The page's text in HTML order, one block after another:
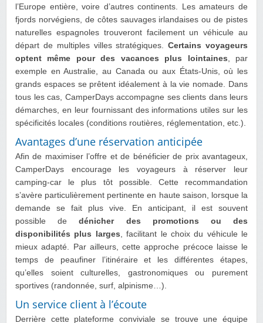
l’Europe entière, voire d’autres continents. Les amateurs de
fjords norvégiens, de côtes sauvages irlandaises ou de pistes
naturelles espagnoles trouveront facilement un véhicule au
départ de multiples villes stratégiques.Certains voyageurs
optent même pour des vacances plus lointaines , par
exemple en Australie, au Canada ou aux États-Unis, où les
grands espaces se prêtent idéalement à la vie nomade. Dans
tous les cas, CamperDays accompagne ses clients dans leurs
démarches, en leur fournissant des informations utiles sur les
spécificités locales (conditions routières, réglementation, etc.).
Avantages d’une réservation anticipée
Afin de maximiser l’offre et de bénéficier de prix avantageux,
CamperDays encourage les voyageurs à réserver leur
camping-car le plus tôt possible. Cette recommandation
s’avère particulièrement pertinente en haute saison, lorsque la
demande se fait plus vive. En anticipant, il est souvent
possible dedénicher des promotions ou des
disponibilités plus larges , facilitant le choix du véhicule le
mieux adapté. Par ailleurs, cette approche précoce laisse le
temps de peaufiner l’itinéraire et les différentes étapes,
qu’elles soient culturelles, gastronomiques ou purement
sportives (randonnée, surf, alpinisme…).
Un service client à l’écoute
Derrière cette plateforme conviviale se trouve une équipe